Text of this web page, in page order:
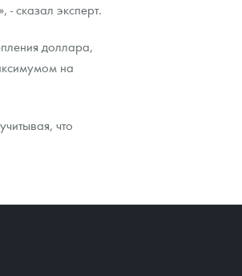
сказал эксперт.
доллара,
на
что